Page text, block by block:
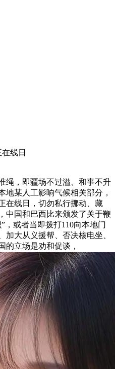
线日
，即疆场不过溢、和事不升
地某人工影响气候相关部分，
在线日，切勿私行挪动、藏
中国和巴西比来颁发了关于鞭
，或者当即拨打110向本地门
加大从义援帮、否决核电坐、
的立场是劝和促谈，